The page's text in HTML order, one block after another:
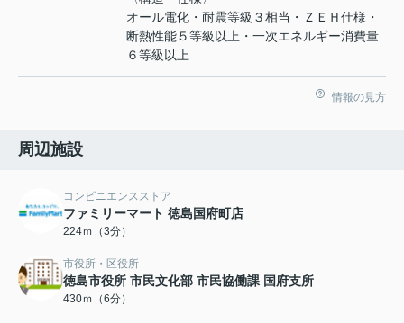
オール電化・耐震等級３相当・ＺＥＨ仕様・
断熱性能５等級以上・一次エネルギー消費量
６等級以上
情報の見方
周辺施設
コンビニエンスストア
ファミリーマート 徳島国府町店
224ｍ（3分）
市役所・区役所
徳島市役所 市民文化部 市民協働課 国府支所
430ｍ（6分）